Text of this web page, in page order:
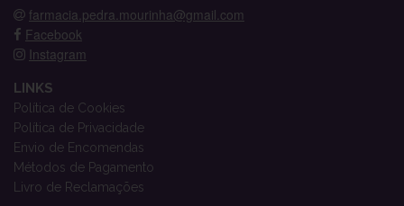
farmacia.pedra.mourinha@gmail.com
Facebook
Instagram
LINKS
Política de Cookies
Política de Privacidade
Envio de Encomendas
Métodos de Pagamento
Livro de Reclamações